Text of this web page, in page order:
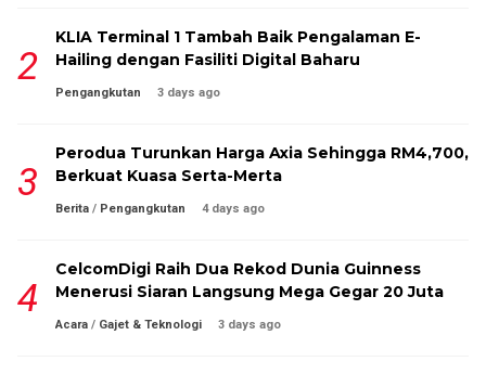
KLIA Terminal 1 Tambah Baik Pengalaman E-
Hailing dengan Fasiliti Digital Baharu
Pengangkutan 3 days ago
Perodua Turunkan Harga Axia Sehingga RM4,700,
Berkuat Kuasa Serta-Merta
Berita / Pengangkutan 4 days ago
CelcomDigi Raih Dua Rekod Dunia Guinness
Menerusi Siaran Langsung Mega Gegar 20 Juta
Acara / Gajet & Teknologi 3 days ago